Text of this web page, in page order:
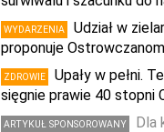
WYDARZENIA
Udział w
proponuje
ZDROWIE
Upały w pełni.
sięgnie prawie 40 stopni
ARTYKUŁ SPONSOROWANY
Dla